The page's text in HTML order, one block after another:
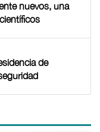
nuevos, una
de